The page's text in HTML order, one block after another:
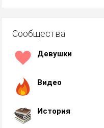
Сообщества
Девушки
Видео
История